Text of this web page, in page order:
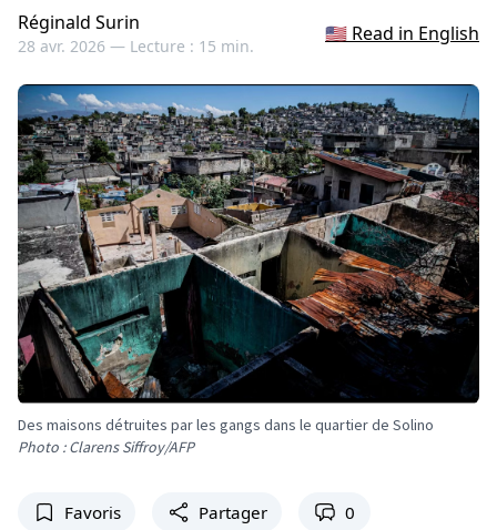
Réginald Surin
28 avr. 2026 — Lecture : 15 min.
🇺🇸 Read in English
Des maisons détruites par les gangs dans le quartier de Solino
Photo : Clarens Siffroy/AFP
Favoris Partager 0